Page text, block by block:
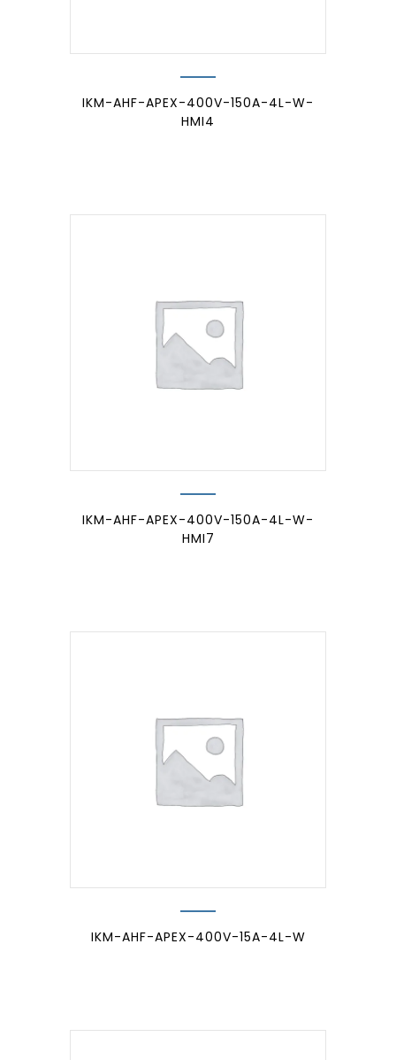
IKM-AHF-APEX-400V-150A-4L-W-
HMI4
IKM-AHF-APEX-400V-150A-4L-W-
HMI7
IKM-AHF-APEX-400V-15A-4L-W